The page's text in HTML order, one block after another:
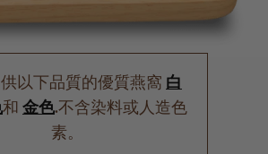
以下品質的優質燕窩 白
和 金色.不含染料或人造色
素。